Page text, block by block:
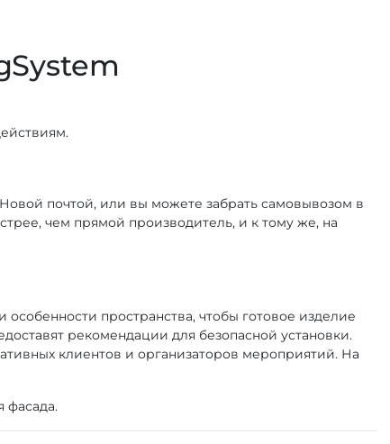
почтой, или вы можете забрать самовывозом в
чем прямой производитель, и к тому же, на
пространства, чтобы готовое изделие
рекомендации для безопасной установки.
клиентов и организаторов мероприятий. На
фасада.